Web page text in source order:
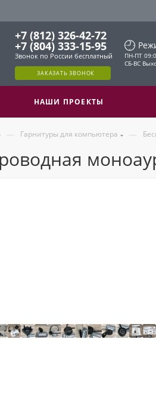
+7 (812) 326-42-72
+7 (804) 333-15-95
Звонок по России бесплатный
ЗАКАЗАТЬ ЗВОНОК
ПН-ПТ
СБ-ВС
НАШИ ПРОЕКТЫ
— Гарнитуры для компьютера —